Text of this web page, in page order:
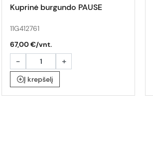
Kuprinė burgundo PAUSE
11G412761
67,00 €/vnt.
- +
Į krepšelį